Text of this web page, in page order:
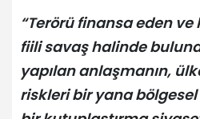
“Terörü finansa eden
fiili savaş halinde
yapılan anlaşmanın,
riskleri bir yana bölgesel